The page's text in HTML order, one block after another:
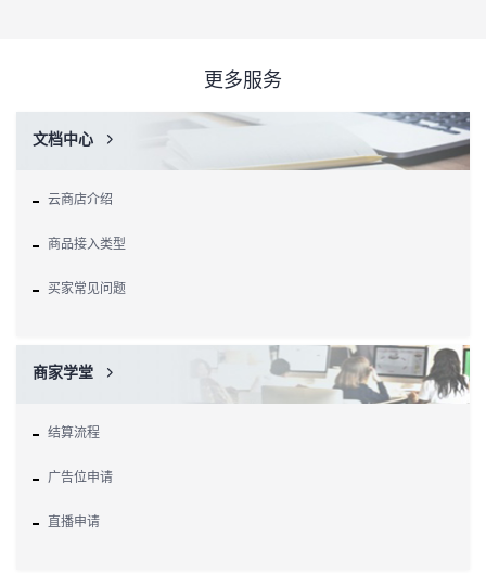
更多服务
文档中心
云商店介绍
商品接入类型
买家常见问题
商家学堂
结算流程
广告位申请
直播申请